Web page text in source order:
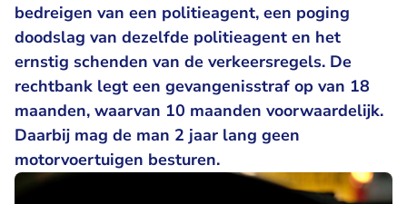
bedreigen van een politieagent, een poging
doodslag van dezelfde politieagent en het
ernstig schenden van de verkeersregels. De
rechtbank legt een gevangenisstraf op van 18
maanden, waarvan 10 maanden voorwaardelijk.
Daarbij mag de man 2 jaar lang geen
motorvoertuigen besturen.